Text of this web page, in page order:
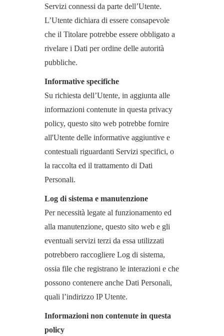
Servizi connessi da parte dell’Utente.
L’Utente dichiara di essere consapevole
che il Titolare potrebbe essere obbligato a
rivelare i Dati per ordine delle autorità
pubbliche.
Informative specifiche
Su richiesta dell’Utente, in aggiunta alle
informazioni contenute in questa privacy
policy, questo sito web potrebbe fornire
all'Utente delle informative aggiuntive e
contestuali riguardanti Servizi specifici, o
la raccolta ed il trattamento di Dati
Personali.
Log di sistema e manutenzione
Per necessità legate al funzionamento ed
alla manutenzione, questo sito web e gli
eventuali servizi terzi da essa utilizzati
potrebbero raccogliere Log di sistema,
ossia file che registrano le interazioni e che
possono contenere anche Dati Personali,
quali l’indirizzo IP Utente.
Informazioni non contenute in questa
policy